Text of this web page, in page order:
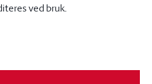
ved bruk.